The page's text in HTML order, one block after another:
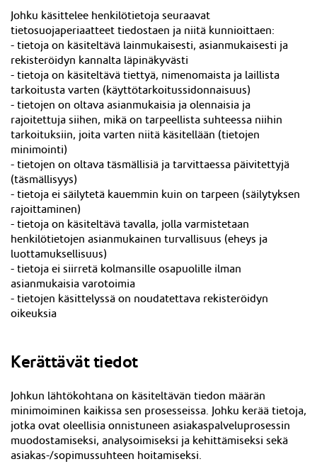
Johku käsittelee henkilötietoja seuraavat
tietosuojaperiaatteet tiedostaen ja niitä kunnioittaen:
- tietoja on käsiteltävä lainmukaisesti, asianmukaisesti ja
rekisteröidyn kannalta läpinäkyvästi
- tietoja on käsiteltävä tiettyä, nimenomaista ja laillista
tarkoitusta varten (käyttötarkoitussidonnaisuus)
- tietojen on oltava asianmukaisia ja olennaisia ja
rajoitettuja siihen, mikä on tarpeellista suhteessa niihin
tarkoituksiin, joita varten niitä käsitellään (tietojen
minimointi)
- tietojen on oltava täsmällisiä ja tarvittaessa päivitettyjä
(täsmällisyys)
- tietoja ei säilytetä kauemmin kuin on tarpeen (säilytyksen
rajoittaminen)
- tietoja on käsiteltävä tavalla, jolla varmistetaan
henkilötietojen asianmukainen turvallisuus (eheys ja
luottamuksellisuus)
- tietoja ei siirretä kolmansille osapuolille ilman
asianmukaisia varotoimia
- tietojen käsittelyssä on noudatettava rekisteröidyn
oikeuksia
Kerättävät tiedot
Johkun lähtökohtana on käsiteltävän tiedon määrän
minimoiminen kaikissa sen prosesseissa. Johku kerää tietoja,
jotka ovat oleellisia onnistuneen asiakaspalveluprosessin
muodostamiseksi, analysoimiseksi ja kehittämiseksi sekä
asiakas-/sopimussuhteen hoitamiseksi.